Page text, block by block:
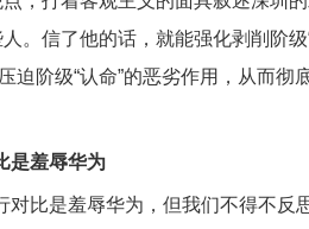
。信了他的话，就能强化剥削阶级
迫阶级“认命”的恶劣作用，从而彻
是羞辱华为
对比是羞辱华为，但我们不得不反